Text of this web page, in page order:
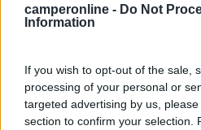
camperonline - Do Not
Information
If you wish to opt-out of the sale,
processing of your personal or
targeted advertising by us,
section to confirm your selection.
Rorà (TO) - 18.2km
Via Fornaci 25